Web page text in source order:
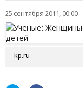
25 сентября 2011, 00:00
kp.ru